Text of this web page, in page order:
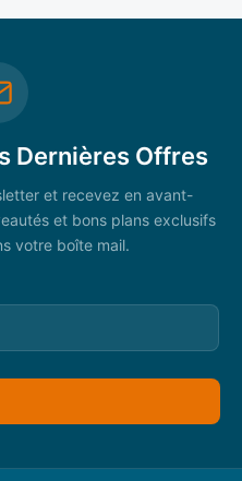
Dernières Offres
et recevez en avant-
et bons plans exclusifs
votre boîte mail.